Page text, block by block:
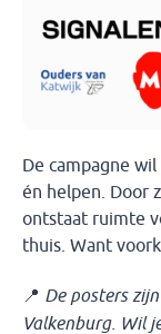
De campagne
én helpen. Door
ontstaat ruimte
thuis. Want
📍 De posters
Valkenburg. Wil